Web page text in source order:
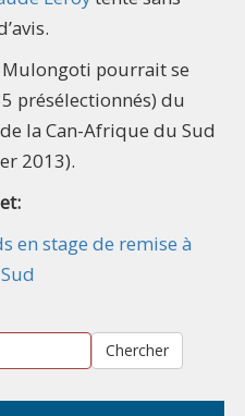
pourrait se
présélectionnés) du
la Can-Afrique du Sud
2013).
en stage de remise à
Chercher